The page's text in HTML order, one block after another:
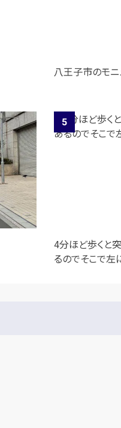
八王子市のモニ
4分ほど歩くと
るのでそこで左